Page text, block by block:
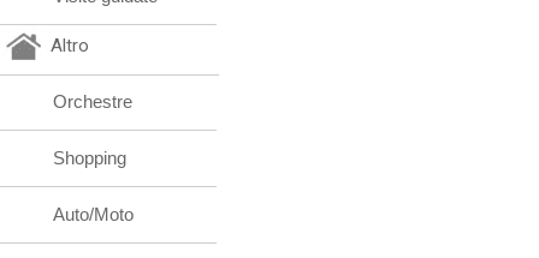
Altro
Orchestre
Shopping
Auto/Moto